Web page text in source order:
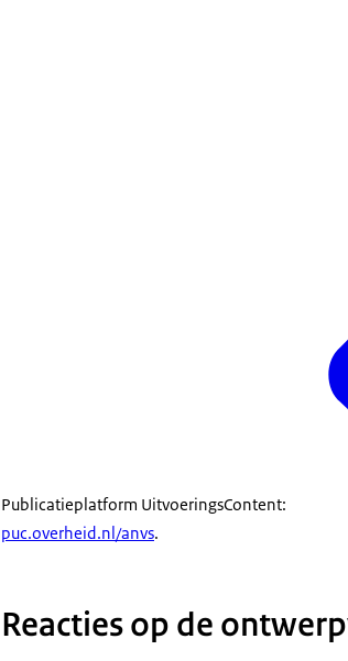
Publicatieplatform UitvoeringsContent:
puc.overheid.nl/anvs.
Reacties op de